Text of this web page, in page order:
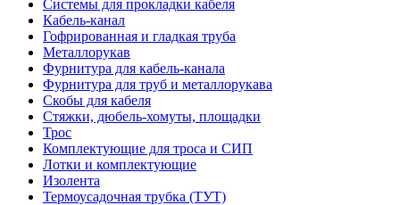
Системы для прокладки кабеля
Кабель-канал
Гофрированная и гладкая труба
Металлорукав
Фурнитура для кабель-канала
Фурнитура для труб и металлорукава
Скобы для кабеля
Стяжки, дюбель-хомуты, площадки
Трос
Комплектующие для троса и СИП
Лотки и комплектующие
Изолента
Термоусадочная трубка (ТУТ)